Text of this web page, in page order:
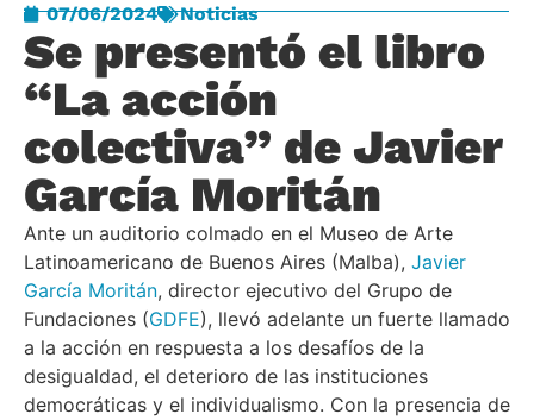
07/06/2024 Noticias
Se presentó el libro
“La acción
colectiva” de Javier
García Moritán
Ante un auditorio colmado en el Museo de Arte
Latinoamericano de Buenos Aires (Malba), Javier
García Moritán, director ejecutivo del Grupo de
Fundaciones (GDFE), llevó adelante un fuerte llamado
a la acción en respuesta a los desafíos de la
desigualdad, el deterioro de las instituciones
democráticas y el individualismo. Con la presencia de